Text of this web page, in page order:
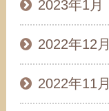
2023年1月
2022年12月
2022年11月